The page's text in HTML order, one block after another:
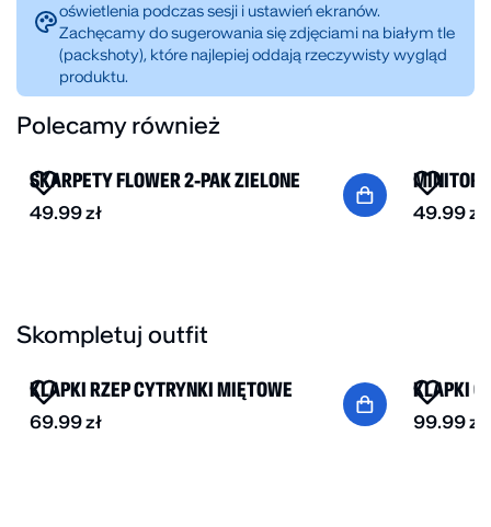
Komfort na co dzień
To skarpetki stworzone z myślą o codziennym
noszeniu. Miękka dzianina zapewnia wygodę przez
cały dzień, a elastyczny ściągacz dobrze utrzymuje
skarpetki na stopie, nie powodując nadmiernego
charakterystyczny detal, który dopełnia
minimalistyczny design.
oświetlenia podczas sesji i ustawień ekranów.
Zachęcamy do sugerowania się zdjęciami na białym tle
(packshoty), które najlepiej oddają rzeczywisty wygląd
produktu.
Polecamy również
NOWOŚĆ
SKARPETY FLOWER 2-PAK ZIELONE
49.99zł 49.99zł
Skompletuj outfit
NOWOŚĆ
KLAPKI RZEP CYTRYNKI MIĘTOWE
69.99zł
KLAPKI
99.99zł